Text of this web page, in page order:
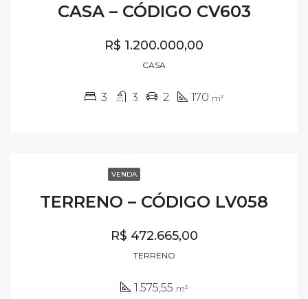
CASA – CÓDIGO CV603
R$ 1.200.000,00
CASA
3 3 2 170 m²
VENDA
TERRENO – CÓDIGO LV058
R$ 472.665,00
TERRENO
1.575,55 m²